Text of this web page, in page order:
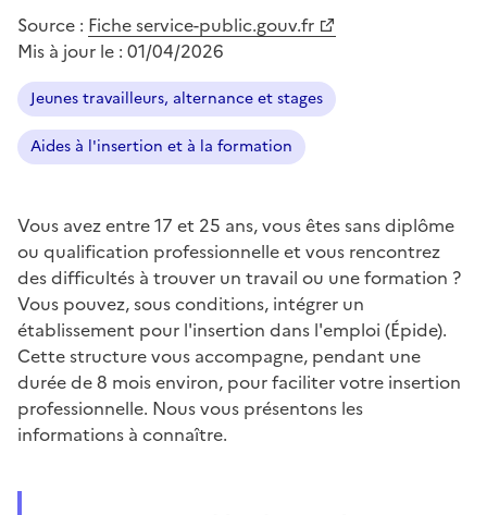
Source : Fiche service-public.gouv.fr
Mis à jour le : 01/04/2026
Jeunes travailleurs, alternance et stages
Aides à l'insertion et à la formation
Vous avez entre 17 et 25 ans, vous êtes sans diplôme
ou qualification professionnelle et vous rencontrez
des difficultés à trouver un travail ou une formation ?
Vous pouvez, sous conditions, intégrer un
établissement pour l'insertion dans l'emploi (Épide).
Cette structure vous accompagne, pendant une
durée de 8 mois environ, pour faciliter votre insertion
professionnelle. Nous vous présentons les
informations à connaître.